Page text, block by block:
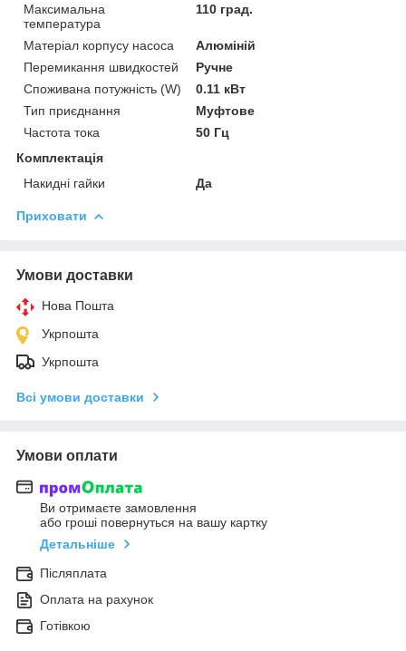
Максимальна
температура
110 град.
Матеріал корпусу насоса
Алюміній
Перемикання швидкостей
Ручне
Споживана потужність (W)
0.11 кВт
Тип приєднання
Муфтове
Частота тока
50 Гц
Комплектація
Накидні гайки
Да
Приховати
Умови доставки
Нова Пошта
Укрпошта
Укрпошта
Всі умови доставки
Умови оплати
Ви отримаєте замовлення
або гроші повернуться на вашу картку
Детальніше
Післяплата
Оплата на рахунок
Готівкою